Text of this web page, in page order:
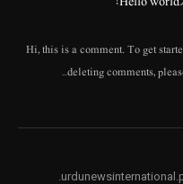
Hi, this is a comment. To get
deleting comments,